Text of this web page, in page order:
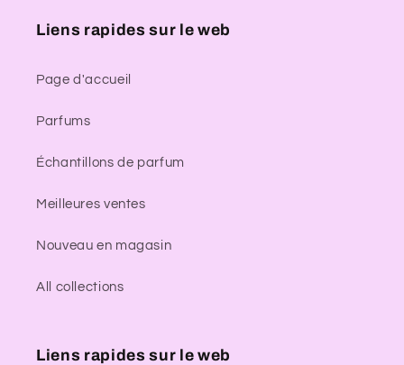
Liens rapides sur le web
Page d'accueil
Parfums
Échantillons de parfum
Meilleures ventes
Nouveau en magasin
All collections
Liens rapides sur le web